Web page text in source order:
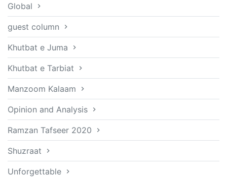
Global
guest column
Khutbat e Juma
Khutbat e Tarbiat
Manzoom Kalaam
Opinion and Analysis
Ramzan Tafseer 2020
Shuzraat
Unforgettable